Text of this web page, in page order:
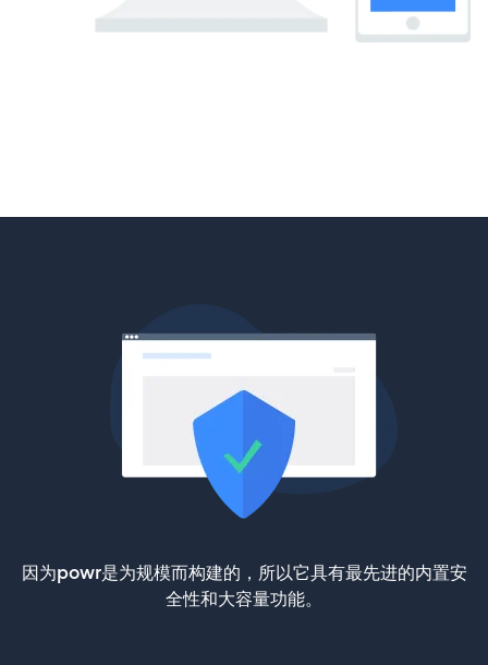
因为powr是为规模而构建的，所以它具有最先进的内置安
全性和大容量功能。